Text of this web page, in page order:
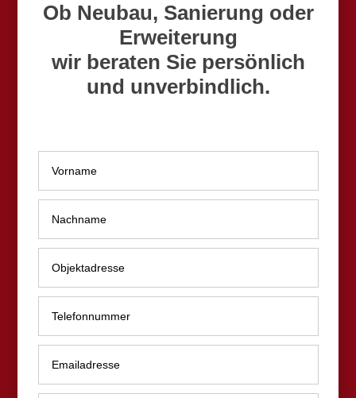
Ob Neubau, Sanierung oder
Erweiterung
wir beraten Sie persönlich
und unverbindlich.